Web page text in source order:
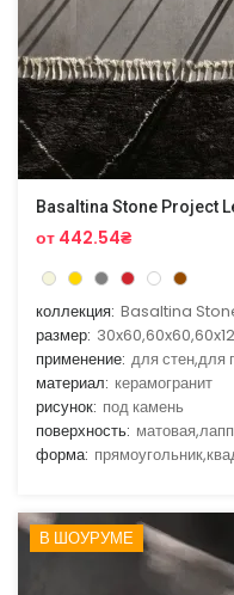
Basaltina Stone Project
от 442.54₴
коллекция: Basaltina
размер:
применение: для стен,для
материал: керамогранит
рисунок: под камень
поверхность:
форма:
В ШОУРУМЕ